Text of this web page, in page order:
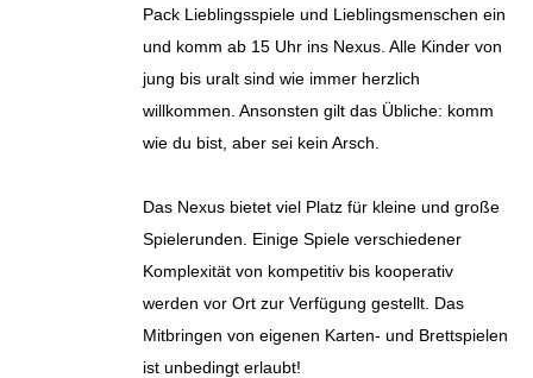
Pack Lieblingsspiele und Lieblingsmenschen ein
und komm ab 15 Uhr ins Nexus. Alle Kinder von
jung bis uralt sind wie immer herzlich
willkommen. Ansonsten gilt das Übliche: komm
wie du bist, aber sei kein Arsch.
Das Nexus bietet viel Platz für kleine und große
Spielerunden. Einige Spiele verschiedener
Komplexität von kompetitiv bis kooperativ
werden vor Ort zur Verfügung gestellt. Das
Mitbringen von eigenen Karten- und Brettspielen
ist unbedingt erlaubt!